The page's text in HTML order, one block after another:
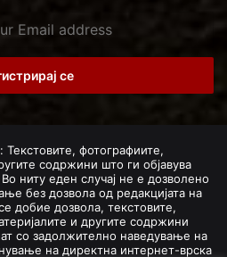
Текстовите, фотографиите,
содржини што ги објавува
ниту еден случај не е дозволено
без дозвола од редакцијата на
добие дозвола, текстовите,
и другите содржини
со задолжително наведување на
на директна интернет-врска